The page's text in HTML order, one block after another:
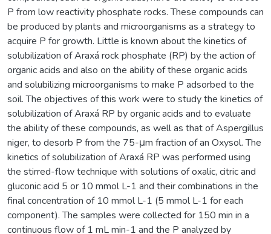
P from low reactivity phosphate rocks. These compounds can
be produced by plants and microorganisms as a strategy to
acquire P for growth. Little is known about the kinetics of
solubilization of Araxá rock phosphate (RP) by the action of
organic acids and also on the ability of these organic acids
and solubilizing microorganisms to make P adsorbed to the
soil. The objectives of this work were to study the kinetics of
solubilization of Araxá RP by organic acids and to evaluate
the ability of these compounds, as well as that of Aspergillus
niger, to desorb P from the 75-μm fraction of an Oxysol. The
kinetics of solubilization of Araxá RP was performed using
the stirred-flow technique with solutions of oxalic, citric and
gluconic acid 5 or 10 mmol L-1 and their combinations in the
final concentration of 10 mmol L-1 (5 mmol L-1 for each
component). The samples were collected for 150 min in a
continuous flow of 1 mL min-1 and the P analyzed by